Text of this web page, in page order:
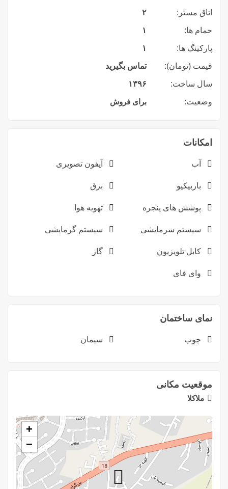
اتاق مستر: ۲
حمام ها: ۱
پارکینگ ها: ۱
قیمت (تومان): تماس بگیرید
سال ساخت: ۱۳۹۶
وضعیت: برای فروش
امکانات
آب آیفون تصویری
باربیکیو برق
پوشش های پنجره تهویه هوا
سیستم سرمایشی سیستم گرمایشی
کابل تلویزیون گاز
وای فای
نمای ساختمان
چوب سیمان
موقعیت مکانی
ملاکلا
+
−